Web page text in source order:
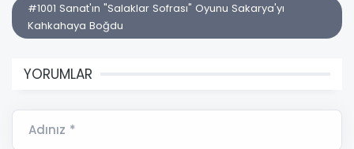
#1001 Sanat'ın "Salaklar Sofrası" Oyunu Sakarya'yı
Kahkahaya Boğdu
YORUMLAR
Adınız *